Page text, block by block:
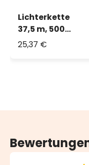
Lichterkette
37,5 m, 500
MicroLEDs
25,37 €